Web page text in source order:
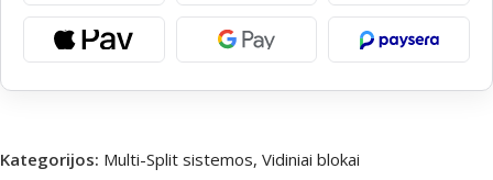
Kategorijos: Multi-Split sistemos, Vidiniai blokai